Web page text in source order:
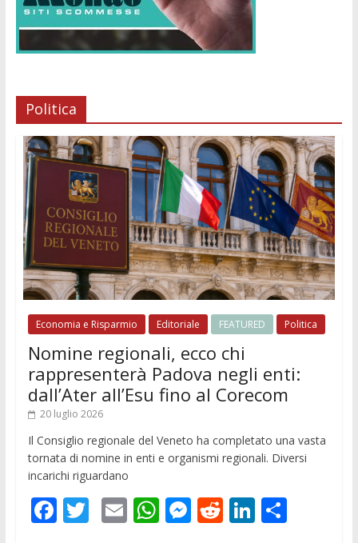
Politica
Economia e Risparmio Editoriale FEATURED Politica
Nomine regionali, ecco chi
rappresenterà Padova negli enti:
dall’Ater all’Esu fino al Corecom
20 luglio 2026
Il Consiglio regionale del Veneto ha completato una vasta
tornata di nomine in enti e organismi regionali. Diversi
incarichi riguardano
F T E W M R Li C